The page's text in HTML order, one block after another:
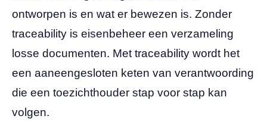
ontworpen is en wat er bewezen is. Zonder
traceability is eisenbeheer een verzameling
losse documenten. Met traceability wordt het
een aaneengesloten keten van verantwoording
die een toezichthouder stap voor stap kan
volgen.